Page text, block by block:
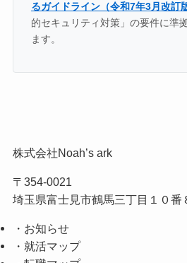
るガイドライン（令和7年3月改訂
的セキュリティ対策」の要件に準
ます。
株式会社Noah’s ark
〒354-0021
埼玉県富士見市鶴馬三丁目１０番
・お知らせ
・就活マップ